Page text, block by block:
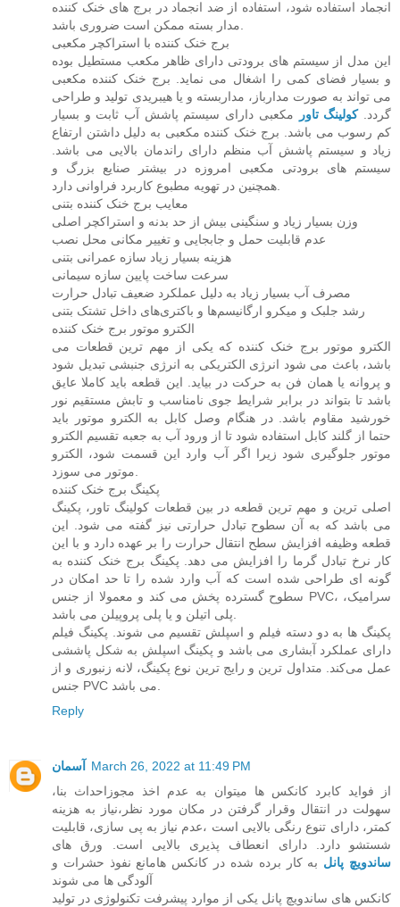
انجماد استفاده شود، استفاده از ضد انجماد در برج های خنک کننده
برج خنک کننده با استراکچر مکعبی
این مدل از سیستم‌ های برودتی دارای ظاهر مکعب مستطیل بوده
و بسیار فضای کمی را اشغال می ‌نماید. برج خنک کننده مکعبی
می ‌تواند به صورت مدارباز، مداربسته و یا هیبریدی تولید و طراحی
گردد.کولینگ تاور
مکعبی دارای سیستم پاشش آب ثابت و بسیار
کم رسوب می ‌باشد. برج خنک کننده مکعبی به دلیل داشتن ارتفاع
زیاد و سیستم پاشش آب منظم دارای راندمان بالایی می ‌باشد.
سیستم‌ های برودتی مکعبی امروزه در بیشتر صنایع بزرگ و
معایب برج خنک کننده بتنی
وزن بسیار زیاد و سنگینی بیش از حد بدنه و استراکچر اصلی
عدم قابلیت حمل و جابجایی و تغییر مکانی محل نصب
هزینه بسیار زیاد سازه عمرانی بتنی
سرعت ساخت پایین سازه سیمانی
مصرف آب بسیار زیاد به دلیل عملکرد ضعیف تبادل حرارت
رشد جلبک و میکرو ارگانیسم‌ها و باکتری‌های داخل تشتک بتنی
الکترو موتور برج خنک کننده
الکترو موتور برج خنک کننده که یکی از مهم ترین قطعات می
باشد، باعث می شود انرژی الکتریکی به انرژی جنبشی تبدیل شود
و پروانه یا همان فن به حرکت در بیاید. این قطعه باید کاملا عایق
باشد تا بتواند در برابر شرایط جوی نامناسب و تابش مستقیم نور
خورشید مقاوم باشد. در هنگام وصل کابل به الکترو موتور باید
حتما از گلند کابل استفاده شود تا از ورود آب به جعبه تقسیم الکترو
موتور جلوگیری شود زیرا اگر آب وارد این قسمت شود، الکترو
پکینگ برج خنک کننده
اصلی ترین و مهم ترین قطعه در بین قطعات کولینگ تاور، پکینگ
می باشد که به آن سطوح تبادل حرارتی نیز گفته می شود. این
قطعه وظیفه افزایش سطح انتقال حرارت را بر عهده دارد و با این
کار نرخ تبادل گرما را افزایش می دهد. پکینگ برج خنک کننده به
گونه ای طراحی شده است که آب وارد شده را تا حد امکان در
سطوح گسترده پخش می کند و معمولا از جنس PVC، سرامیک،
پکینگ ها به دو دسته فیلم و اسپلش تقسیم می شوند. پکینگ فیلم
دارای عملکرد آبشاری می باشد و پکینگ اسپلش به شکل پاششی
عمل می‌کند. متداول ترین و رایج ترین نوع پکینگ، لانه زنبوری و از
Reply
آسمان
March 26, 2022 at 11:49 PM
از فواید کابرد کانکس ها میتوان به عدم اخذ مجوزاحداث بنا،
سهولت در انتقال وقرار گرفتن در مکان مورد نظر،نیاز به هزینه
کمتر، دارای تنوع رنگی بالایی است ،عدم نیاز به پی سازی، قابلیت
شستشو دارد. دارای انعطاف پذیری بالایی است. ورق های
ساندویچ پانل به کار برده شده در کانکس هامانع نفوذ حشرات و
آلودگی‏ ها می ‏شوند
کانکس های ساندویچ پانل یکی از موارد پیشرفت تکنولوژی در تولید